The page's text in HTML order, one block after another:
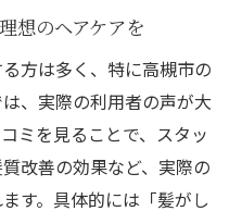
想のヘアケアを
方は多く、特に高槻市の
、実際の利用者の声が大
ミを見ることで、スタッ
改善の効果など、実際の
す。具体的には「髪がし